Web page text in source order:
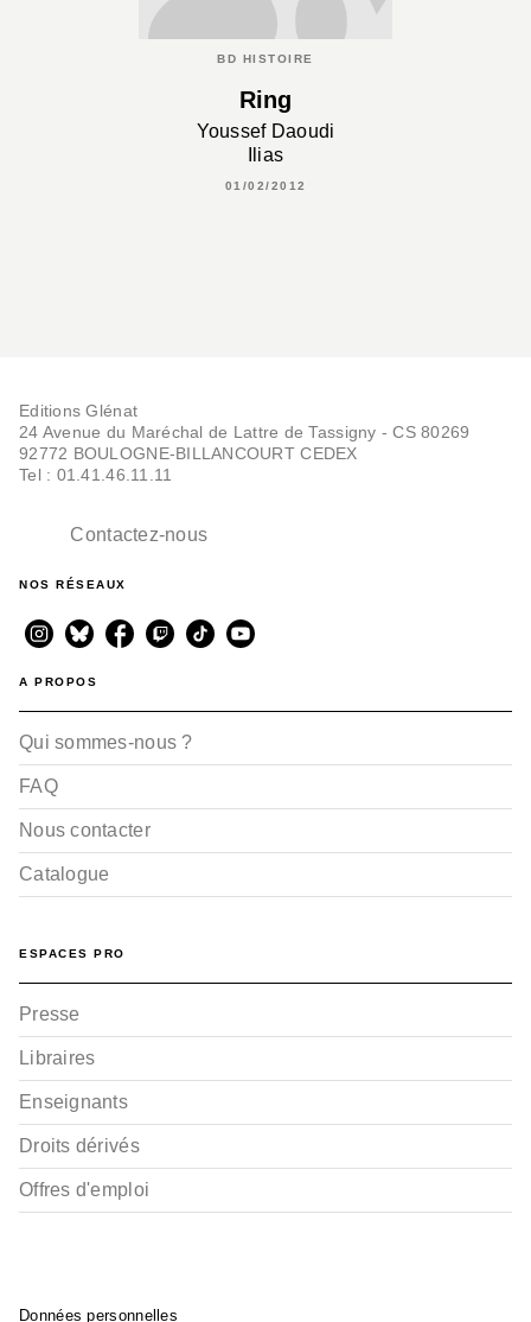
BD HISTOIRE
Ring
Youssef Daoudi
Ilias
01/02/2012
Editions Glénat
24 Avenue du Maréchal de Lattre de Tassigny - CS 80269
92772 BOULOGNE-BILLANCOURT CEDEX
Tel : 01.41.46.11.11
Contactez-nous
NOS RÉSEAUX
A PROPOS
Qui sommes-nous ?
FAQ
Nous contacter
Catalogue
ESPACES PRO
Presse
Libraires
Enseignants
Droits dérivés
Offres d'emploi
Données personnelles